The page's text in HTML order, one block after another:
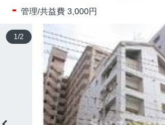
- 管理/共益費 3,000円
1 /2